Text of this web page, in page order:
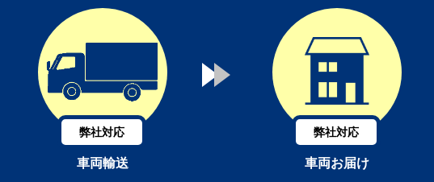
弊社対応
車両輸送
弊社対応
車両お届け